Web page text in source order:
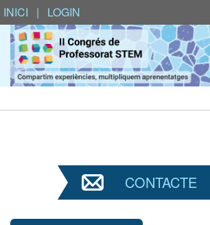
INICI | LOGIN
CONTACTE